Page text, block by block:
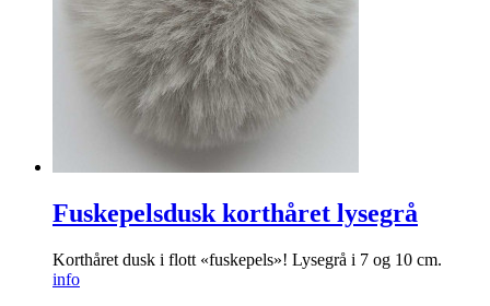
Fuskepelsdusk korthåret lysegrå
Korthåret dusk i flott «fuskepels»! Lysegrå i 7 og 10 cm.
info